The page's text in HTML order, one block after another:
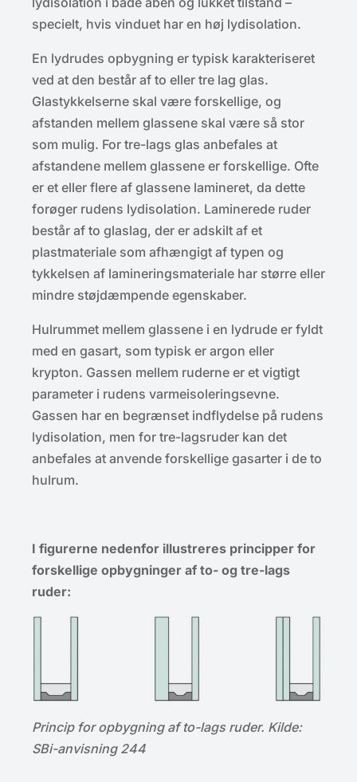
specielt, hvis vinduet har en høj lydisolation.
En lydrudes opbygning er typisk karakteriseret
ved at den består af to eller tre lag glas.
Glastykkelserne skal være forskellige, og
afstanden mellem glassene skal være så stor
som mulig. For tre-lags glas anbefales at
afstandene mellem glassene er forskellige. Ofte
er et eller flere af glassene lamineret, da dette
forøger rudens lydisolation. Laminerede ruder
består af to glaslag, der er adskilt af et
plastmateriale som afhængigt af typen og
tykkelsen af lamineringsmateriale har større eller
mindre støjdæmpende egenskaber.
Hulrummet mellem glassene i en lydrude er fyldt
med en gasart, som typisk er argon eller
krypton. Gassen mellem ruderne er et vigtigt
parameter i rudens varmeisoleringsevne.
Gassen har en begrænset indflydelse på rudens
lydisolation, men for tre-lagsruder kan det
anbefales at anvende forskellige gasarter i de to
hulrum.
I figurerne nedenfor illustreres principper for
forskellige opbygninger af to- og tre-lags
ruder:
Princip for opbygning af to-lags ruder. Kilde:
SBi-anvisning 244